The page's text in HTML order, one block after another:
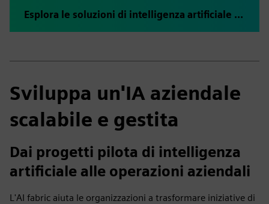
Esplora le soluzioni di intelligenza artificiale aziendali
Sviluppa un'IA aziendale
scalabile e gestita
Dai progetti pilota di intelligenza
artificiale alle operazioni aziendali
L'AI fabric aiuta le organizzazioni a trasformare iniziative di